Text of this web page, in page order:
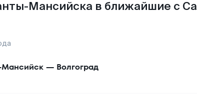
Мансийска в ближайшие с
Мансийск — Волгоград